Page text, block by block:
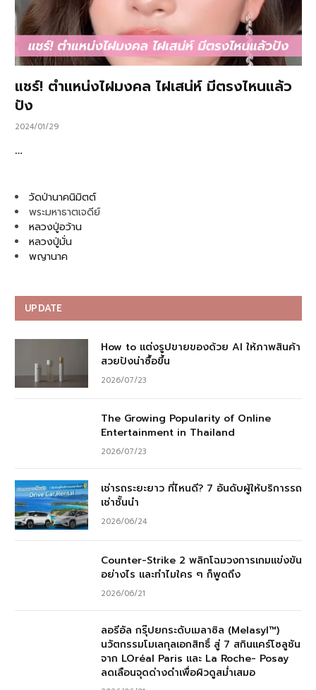
แชร์! ตำแหน่งไฝมงคล ไฝเสน่ห์ มีตรงไหนแล้ว
ปัง
2024/01/29
…
วัดป่านาคนิมิตต์
พระมหาธาตเจดีย์
หลวงปู่อว้าน
หลวงปู่มั่น
พญานาค
UPDATE
How to แต่งรูปขายของด้วย AI ให้ภาพสินค้า
สวยปังน่าซื้อขึ้น
2026/07/23
The Growing Popularity of Online
Entertainment in Thailand
2026/07/23
เช่ารถระยะยาว ที่ไหนดี? 7 อันดับผู้ให้บริการรถ
เช่าชั้นนำ
2026/06/24
Counter-Strike 2 พลิกโฉมวงการเกมแข่งขัน
อย่างไร และทำไมใคร ๆ ก็พูดถึง
2026/06/21
ลอรีอัล กรุ๊ปยกระดับเมลาซิล (Melasyl™)
นวัตกรรมโมเลกุลเอกสิทธิ์ สู่ 7 สกินแคร์โซลูชัน
จาก LOréal Paris และ La Roche- Posay
ลดเลือนจุดด่างดำเพื่อผิวดูสม่ำเสมอ